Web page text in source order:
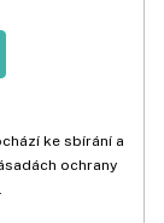
ke sbírání a
ochrany
.